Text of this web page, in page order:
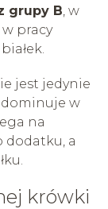
grupy B, w
pracy
jest jedynie
dominuje w
na
a
krówki